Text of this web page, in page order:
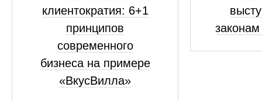
клиентократия: 6+1
принципов
современного
бизнеса на примере
«ВкусВилла»